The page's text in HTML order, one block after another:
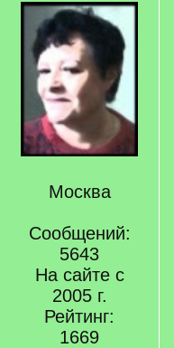
Москва
Сообщений:
5643
На сайте с
2005 г.
Рейтинг:
1669